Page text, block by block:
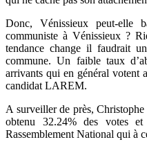
Donc, Vénissieux peut-
communiste à Vénissieux ?
tendance change il faudrait
commune. Un faible taux
arrivants qui en général votent
candidat LAREM.
A surveiller de près,
obtenu 32.24% des votes
Rassemblement National qui à